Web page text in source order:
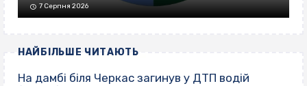
7 Серпня 2026
НАЙБІЛЬШЕ ЧИТАЮТЬ
На дамбі біля Черкас загинув у ДТП водій